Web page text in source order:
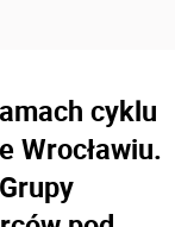
cyklu
Wrocławiu.